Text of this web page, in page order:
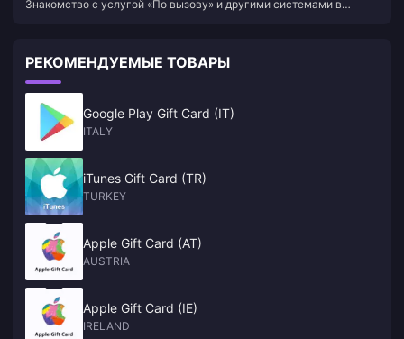
системами в «Дракон среди людей 8»
Знакомство с услугой «По вызову» и другими системами в
РЕКОМЕНДУЕМЫЕ ТОВАРЫ
Google Play Gift Card (IT)
ITALY
iTunes Gift Card (TR)
TURKEY
Apple Gift Card (AT)
AUSTRIA
Apple Gift Card (IE)
IRELAND